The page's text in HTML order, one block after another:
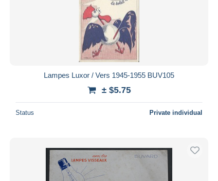
Lampes Luxor / Vers 1945-1955 BUV105
± $5.75
Status Private individual